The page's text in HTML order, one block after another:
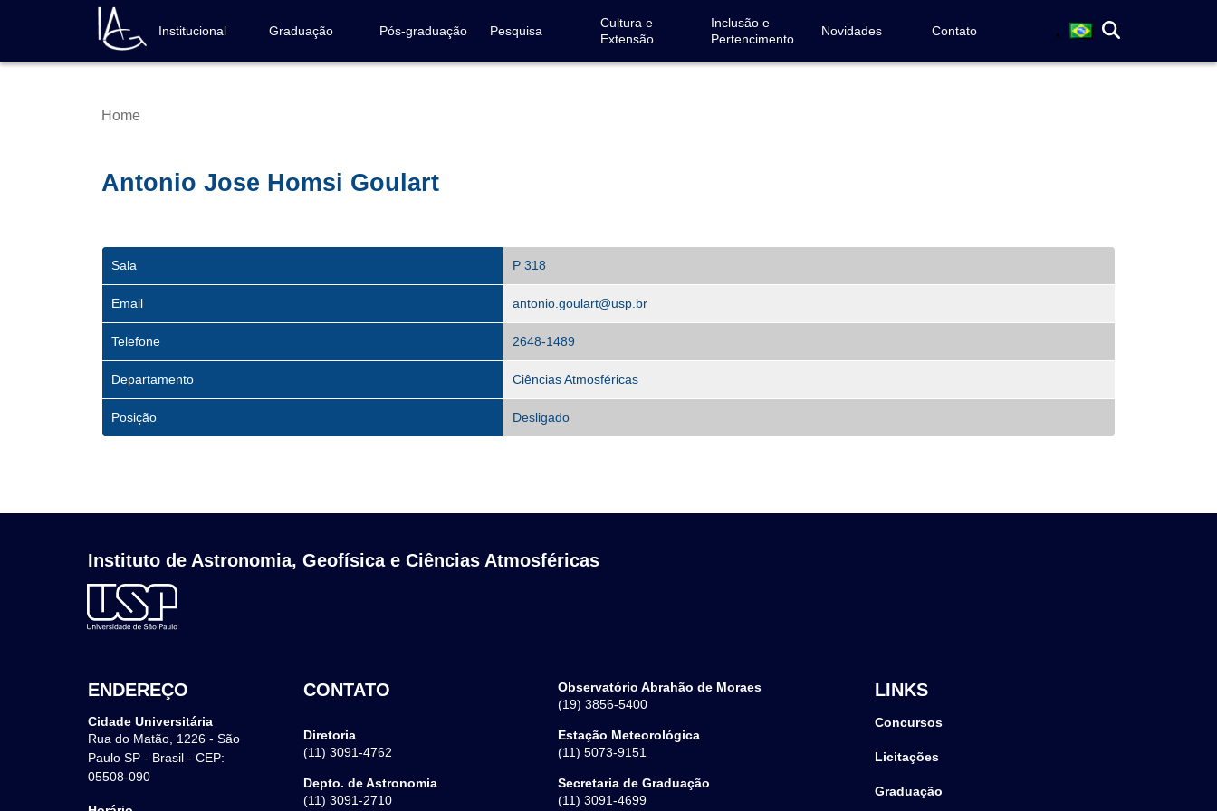
content
Navegação
principal
Institucional Graduação Pós-graduação Pesquisa
Cultura e
Extensão
Inclusão e
Pertencimento
Novidades Contato
Breadcrumb
Home
Antonio Jose Homsi Goulart
Sala P 318
Email antonio.goulart@usp.br
Telefone 2648-1489
Departamento Ciências Atmosféricas
Posição Desligado
Instituto de Astronomia, Geofísica e Ciências Atmosféricas
ENDEREÇO
Cidade Universitária
Rua do Matão, 1226 - São
Paulo SP - Brasil - CEP:
05508-090
CONTATO
Diretoria
(11) 3091-4762
Depto. de Astronomia
(11) 3091-2710
Observatório Abrahão de Moraes
(19) 3856-5400
Estação Meteorológica
(11) 5073-9151
Secretaria de Graduação
(11) 3091-4699
LINKS
Concursos
Licitações
Graduação